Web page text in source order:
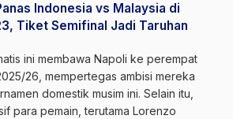
Indonesia vs Malaysia di
Tiket Semifinal Jadi Taruhan
ini membawa Napoli ke perempat
26, mempertegas ambisi mereka
domestik musim ini. Selain itu,
para pemain, terutama Lorenzo